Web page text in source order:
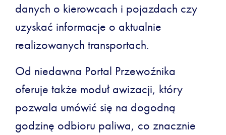
danych o kierowcach i pojazdach czy
uzyskać informacje o aktualnie
realizowanych transportach.
Od niedawna Portal Przewoźnika
oferuje także moduł awizacji, który
pozwala umówić się na dogodną
godzinę odbioru paliwa, co znacznie